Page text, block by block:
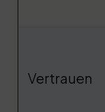
Vertrauen